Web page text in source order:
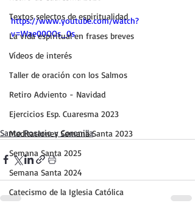
Textos selectos de espiritualidad
La vida espiritual en frases breves
Vídeos de interés
Taller de oración con los Salmos
Retiro Adviento - Navidad
Ejercicios Esp. Cuaresma 2023
Meditaciones Semana Santa 2023
Semana Santa 2025
Semana Santa 2024
Catecismo de la Iglesia Católica
https://www.youtube.com/watch?
v=Wae00OOs_0s
Santo Rosario y Coronilla